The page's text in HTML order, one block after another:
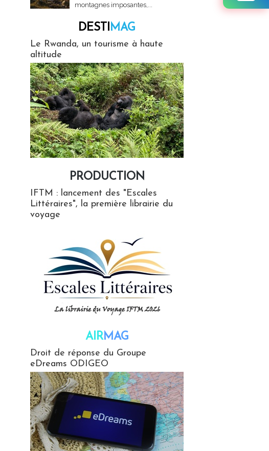
montagnes imposantes,...
DESTIMAG
Le Rwanda, un tourisme à haute
altitude
PRODUCTION
IFTM : lancement des "Escales
Littéraires", la première librairie du
voyage
AIRMAG
Droit de réponse du Groupe
eDreams ODIGEO